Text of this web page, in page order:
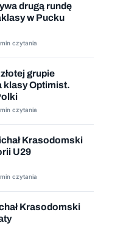
drugą rundę
w Pucku
czytania
grupie
klasy Optimist.
czytania
Krasodomski
U29
czytania
Krasodomski